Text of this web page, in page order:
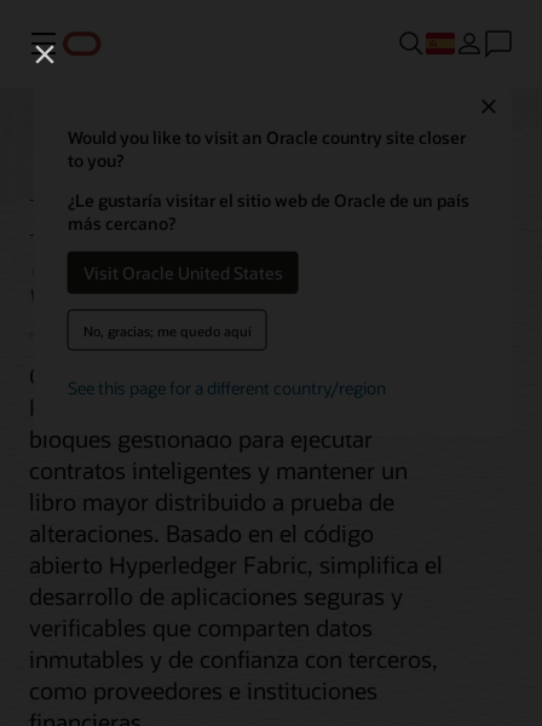
Menú
Would you like to visit an Oracle country site closer
to you?
¿Le gustaría visitar el sitio web de Oracle de un país
más cercano?
Visit Oracle United States
No, gracias; me quedo aquí
See this page for a different country/region
Blockchain Platform
Service
Oracle Cloud Infrastructure Blockchain
Platform es un servicio de cadena de
bloques gestionado para ejecutar
contratos inteligentes y mantener un
libro mayor distribuido a prueba de
alteraciones. Basado en el código
abierto Hyperledger Fabric, simplifica el
desarrollo de aplicaciones seguras y
verificables que comparten datos
inmutables y de confianza con terceros,
como proveedores e instituciones